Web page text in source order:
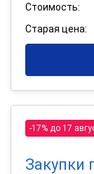
Стоимость:
Старая цена:
-17% до 17
Закупки